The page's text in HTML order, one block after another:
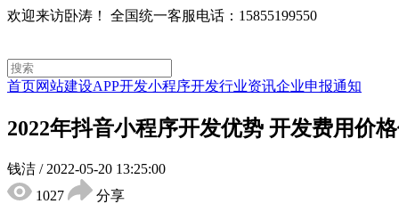
欢迎来访卧涛！ 全国统一客服电话：15855199550
首页网站建设APP开发小程序开发行业资讯企业申报通知
2022年抖音小程序开发优势 开发费用价
钱洁 / 2022-05-20 13:25:00
1027
分享